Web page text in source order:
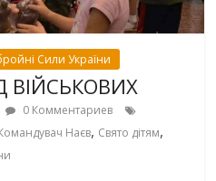
Сили України
ВІЙСЬКОВИХ
0 Комментариев
Наєв, Свято дітям,